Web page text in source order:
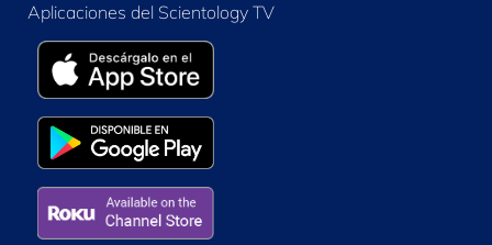
Aplicaciones del Scientology TV